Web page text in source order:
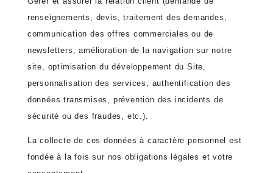
renseignements, devis, traitement des demandes,
communication des offres commerciales ou de
newsletters, amélioration de la navigation sur notre
site, optimisation du développement du Site,
personnalisation des services, authentification des
données transmises, prévention des incidents de
sécurité ou des fraudes, etc.).
La collecte de ces données à caractère personnel est
fondée à la fois sur nos obligations légales et votre